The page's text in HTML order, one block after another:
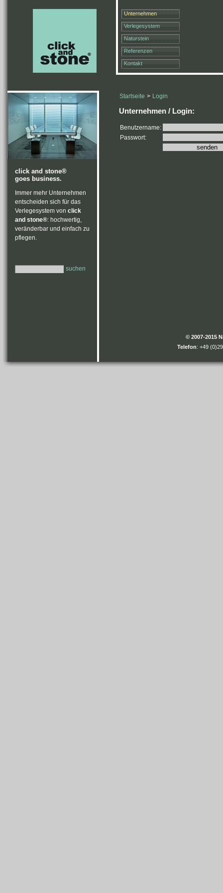
Unternehmen
Verlegesystem
Naturstein
Referenzen
Kontakt
Startseite > Login
Unternehmen / Login:
Benutzername:
Passwort:
click and stone®
goes business.
Immer mehr Unternehmen
entscheiden sich für das
Verlegesystem von click
and stone®: hochwertig,
veränderbar und einfach zu
pflegen.
suchen
© 2007-2015
Telefon: +49